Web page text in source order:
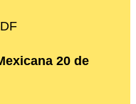
20 de